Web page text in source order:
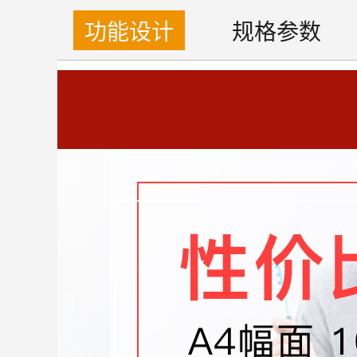
功能设计 规格参数